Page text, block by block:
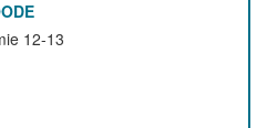
12-13